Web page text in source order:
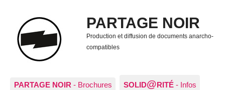
PARTAGE NOIR
Production et diffusion de documents anarcho-
compatibles
PARTAGE NOIR - Brochures SOLID@RITÉ - Infos